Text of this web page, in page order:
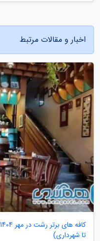
اخبار و مقالات مرتبط
تا شهرداری)